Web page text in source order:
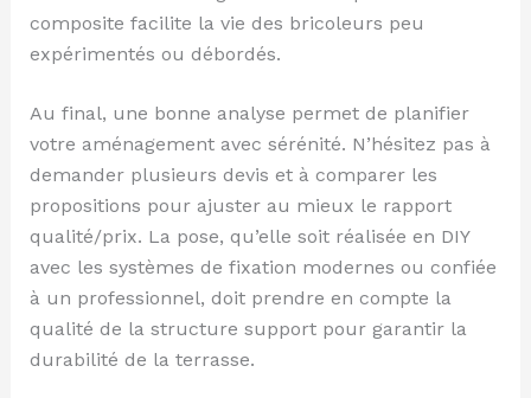
composite facilite la vie des bricoleurs peu
expérimentés ou débordés.
Au final, une bonne analyse permet de planifier
votre aménagement avec sérénité. N’hésitez pas à
demander plusieurs devis et à comparer les
propositions pour ajuster au mieux le rapport
qualité/prix. La pose, qu’elle soit réalisée en DIY
avec les systèmes de fixation modernes ou confiée
à un professionnel, doit prendre en compte la
qualité de la structure support pour garantir la
durabilité de la terrasse.